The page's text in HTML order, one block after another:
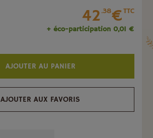
42.38€TTC
+ éco-participation 0,01 €
AJOUTER AU PANIER
AJOUTER AUX FAVORIS